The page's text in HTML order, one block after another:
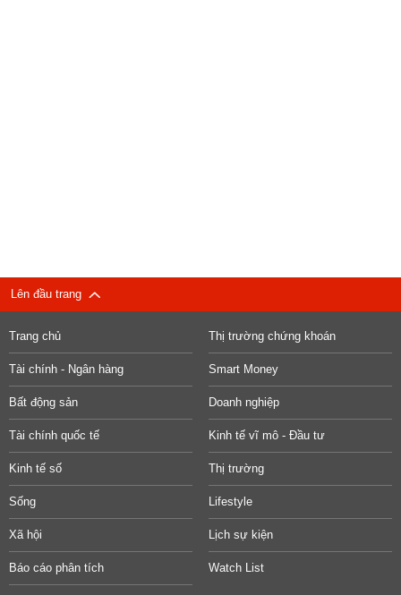
Lên đầu trang
Trang chủ Thị trường chứng khoán
Tài chính - Ngân hàng Smart Money
Bất động sản Doanh nghiệp
Tài chính quốc tế Kinh tế vĩ mô - Đầu tư
Kinh tế số Thị trường
Sống Lifestyle
Xã hội Lịch sự kiện
Báo cáo phân tích Watch List